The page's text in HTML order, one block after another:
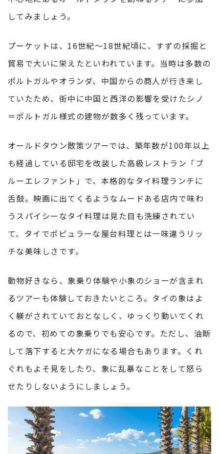
してみましょう。
プーケットは、16世紀～18世紀頃に、すずの採掘と
貿易で大いに栄えたといわれています。当時は多数の
ポルトガルやオランダ、中国からの商人が行き来し
ていたため、街中に中国と西洋の影響を受けたシノ
＝ポルトガル様式の建物が数多く残っています。
オールドタウン散策ツアーでは、築年数が100年以上
も経過している邸宅を改装した高級レストラン「ブ
ルーエレファント」で、本格的なタイ料理ランチに
舌鼓。映画に出てくるようなムードある店内で味わ
うスパイシーなタイ料理は見た目も洗練されてい
て、タイでポピュラーな屋台料理とは一味違うリッ
チな美味しさです。
動物好きなら、象乗り体験や小象のショーが含まれ
るツアーも体験しておきたいところ。タイの象はよ
く躾がされていておとなしく、ゆっくり動いてくれ
るので、初めての象乗りでも安心です。ただし、油断
して落下すると大ケガになる場合もあります。くれ
ぐれもよそ見をしたり、象に乱暴なことをして怒ら
せたりしないようにしましょう。